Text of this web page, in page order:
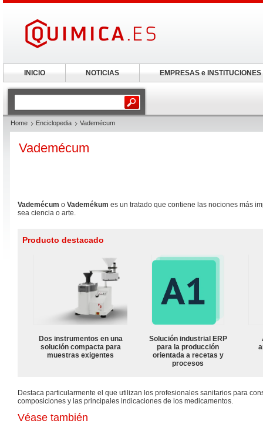
Home Enciclopedia Vademécum
Vademécum
Vademécum o Vademékum es un tratado que contiene las nociones más
sea ciencia o arte.
Producto destacado
Dos instrumentos en una
solución compacta para
muestras exigentes
Solución industrial ERP
para la producción
orientada a recetas y
procesos
Destaca particularmente el que utilizan los profesionales sanitarios para
composiciones y las principales indicaciones de los medicamentos.
Véase también
INICIO NOTICIAS EMPRESAS e INSTITUCIONES